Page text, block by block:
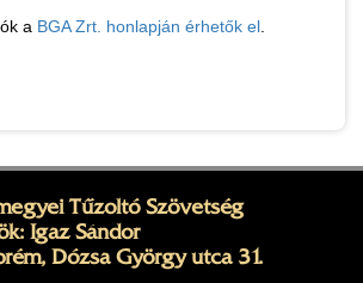
a BGA Zrt. honlapján érhetők el
Tűzoltó Szövetség
Igaz Sándor
Dózsa György utca 31.